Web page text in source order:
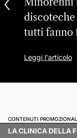
tutti fanno
Leggi l'articolo
CONTENUTI
LA CLINICA DELLA